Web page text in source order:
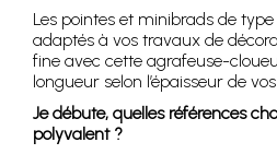
Les pointes et minibrads de
adaptés à vos travaux de
fine avec cette agrafeuse-
longueur selon l’épaisseur de
Je débute, quelles références
polyvalent ?